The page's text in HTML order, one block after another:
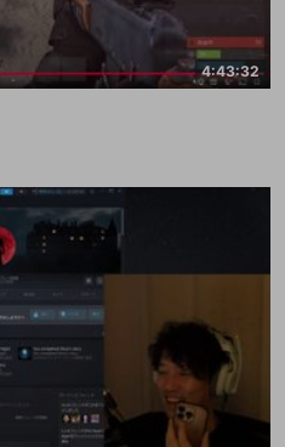
4:43:32